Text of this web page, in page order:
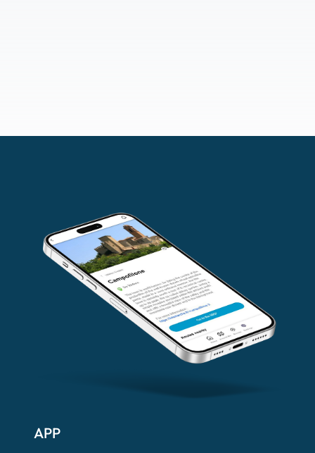
APP